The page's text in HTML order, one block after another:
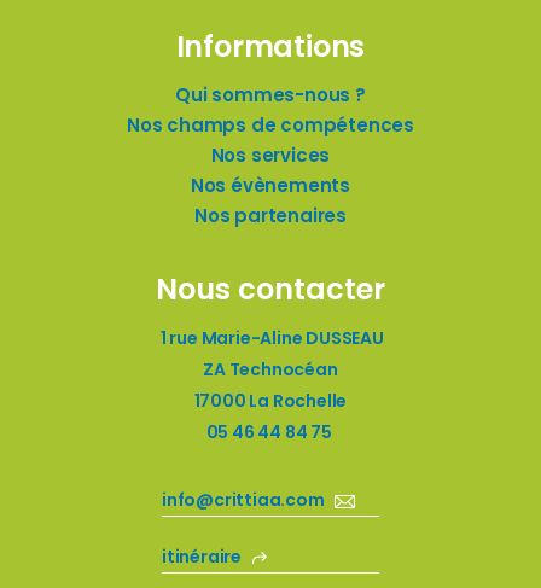
Informations
Qui sommes-nous ?
Nos champs de compétences
Nos services
Nos évènements
Nos partenaires
Nous contacter
1 rue Marie-Aline DUSSEAU
ZA Technocéan
17000 La Rochelle
05 46 44 84 75
info@crittiaa.com
itinéraire